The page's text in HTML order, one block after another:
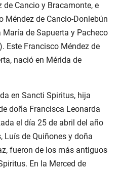
Cancio y Bracamonte, e
Méndez de Cancio-Donlebún
de Sapuerta y Pacheco
Este Francisco Méndez de
nació en Mérida de
en Sancti Spiritus, hija
doña Francisca Leonarda
el día 25 de abril del año
Luís de Quiñones y doña
fueron de los más antiguos
En la Merced de